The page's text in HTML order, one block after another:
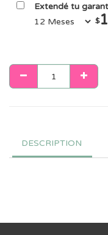
Extendé tu
$
DESCRIPTION